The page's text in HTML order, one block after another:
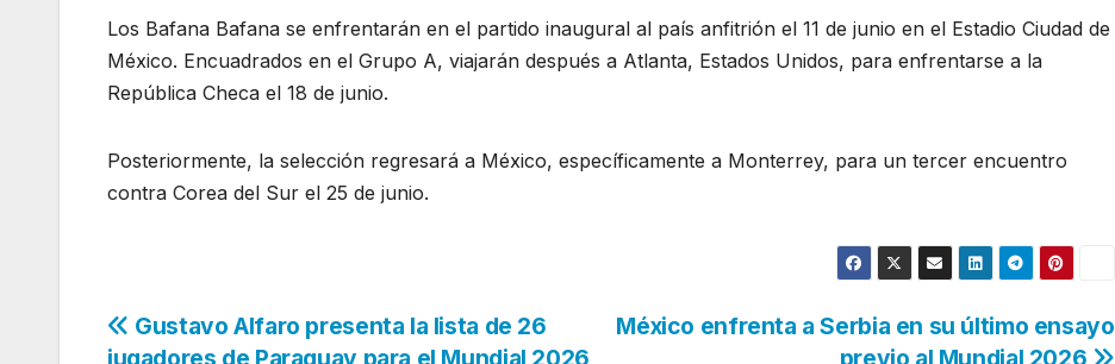
Los Bafana Bafana se enfrentarán en el partido inaugural al país anfitrión el 11 de junio en el Estadio Ciudad de
México. Encuadrados en el Grupo A, viajarán después a Atlanta, Estados Unidos, para enfrentarse a la
República Checa el 18 de junio.
Posteriormente, la selección regresará a México, específicamente a Monterrey, para un tercer encuentro
contra Corea del Sur el 25 de junio.
Navegación
México enfrenta a Serbia en su último ensayo
Gustavo Alfaro presenta la lista de 26